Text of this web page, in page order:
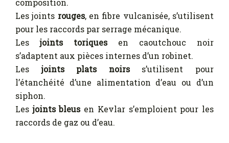
Les joints rouges, en fibre vulcanisée, s’utilisent
pour les raccords par serrage mécanique.
Lesjoints toriquesen caoutchouc noir
s’adaptent aux pièces internes d’un robinet.
Lesjoints plats noirss’utilisent pour
l’étanchéité d’une alimentation d’eau ou d’un
siphon.
Lesjoints bleusen Kevlar s’emploient pour les
raccords de gaz ou d’eau.